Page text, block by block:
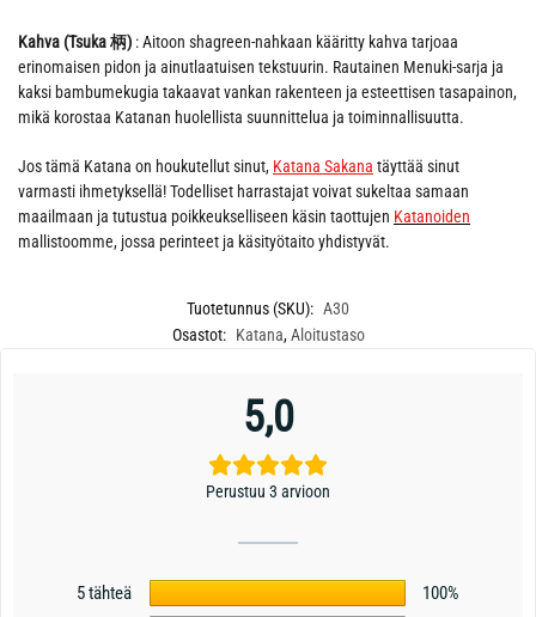
Kahva (Tsuka 柄) : Aitoon shagreen-nahkaan kääritty kahva tarjoaa
erinomaisen pidon ja ainutlaatuisen tekstuurin. Rautainen Menuki-sarja ja
kaksi bambumekugia takaavat vankan rakenteen ja esteettisen tasapainon,
mikä korostaa Katanan huolellista suunnittelua ja toiminnallisuutta.
Jos tämä Katana on houkutellut sinut, Katana Sakana täyttää sinut
varmasti ihmetyksellä! Todelliset harrastajat voivat sukeltaa samaan
maailmaan ja tutustua poikkeukselliseen käsin taottujen Katanoiden
mallistoomme, jossa perinteet ja käsityötaito yhdistyvät.
Tuotetunnus (SKU): A30
Osastot: Katana,Aloitustaso
5,0
Perustuu 3 arvioon
5 tähteä 100%